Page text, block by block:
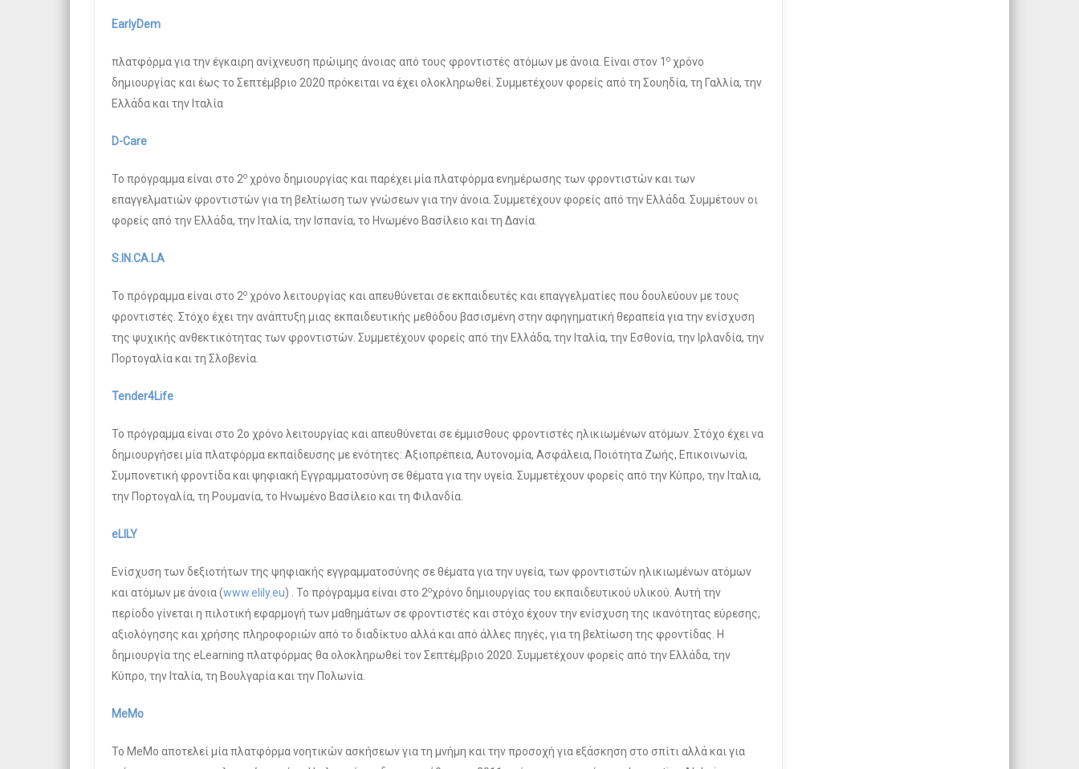
EarlyDem
πλατφόρμα για την έγκαιρη ανίχνευση πρώιμης άνοιας από τους φροντιστές ατόμων με άνοια. Είναι στον 1 ο χρόνο
δημιουργίας και έως το Σεπτέμβριο 2020 πρόκειται να έχει ολοκληρωθεί. Συμμετέχουν φορείς από τη Σουηδία, τη Γαλλία, την
Ελλάδα και την Ιταλία
D-Care
Το πρόγραμμα είναι στο 2ο χρόνο δημιουργίας και παρέχει μία πλατφόρμα ενημέρωσης των φροντιστών και των
επαγγελματιών φροντιστών για τη βελτίωση των γνώσεων για την άνοια. Συμμετέχουν φορείς από την Ελλάδα. Συμμέτουν οι
φορείς από την Ελλάδα, την Ιταλία, την Ισπανία, το Ηνωμένο Βασίλειο και τη Δανία.
S.IN.CA.LA
Το πρόγραμμα είναι στο 2ο χρόνο λειτουργίας και απευθύνεται σε εκπαιδευτές και επαγγελματίες που δουλεύουν με τους
φροντιστές. Στόχο έχει την ανάπτυξη μιας εκπαιδευτικής μεθόδου βασισμένη στην αφηγηματική θεραπεία για την ενίσχυση
της ψυχικής ανθεκτικότητας των φροντιστών. Συμμετέχουν φορείς από την Ελλάδα, την Ιταλία, την Εσθονία, την Ιρλανδία, την
Πορτογαλία και τη Σλοβενία.
Tender4Life
Το πρόγραμμα είναι στο 2ο χρόνο λειτουργίας και απευθύνεται σε έμμισθους φροντιστές ηλικιωμένων ατόμων. Στόχο έχει να
δημιουργήσει μία πλατφόρμα εκπαίδευσης με ενότητες: Αξιοπρέπεια, Αυτονομία, Ασφάλεια, Ποιότητα Ζωής, Επικοινωνία,
Συμπονετική φροντίδα και ψηφιακή Εγγραμματοσύνη σε θέματα για την υγεία. Συμμετέχουν φορείς από την Κύπρο, την Ιταλια,
την Πορτογαλία, τη Ρουμανία, το Ηνωμένο Βασίλειο και τη Φιλανδία.
eLILY
Ενίσχυση των δεξιοτήτων της ψηφιακής εγγραμματοσύνης σε θέματα για την υγεία, των φροντιστών ηλικιωμένων ατόμων
και ατόμων με άνοια (www.elily.eu) . Το πρόγραμμα είναι στο 2οχρόνο δημιουργίας του εκπαιδευτικού υλικού. Αυτή την
περίοδο γίνεται η πιλοτική εφαρμογή των μαθημάτων σε φροντιστές και στόχο έχουν την ενίσχυση της ικανότητας εύρεσης,
αξιολόγησης και χρήσης πληροφοριών από το διαδίκτυο αλλά και από άλλες πηγές, για τη βελτίωση της φροντίδας. Η
δημιουργία της eLearning πλατφόρμας θα ολοκληρωθεί τον Σεπτέμβριο 2020. Συμμετέχουν φορείς από την Ελλάδα, την
Κύπρο, την Ιταλία, τη Βουλγαρία και την Πολωνία.
MeMo
To MeMo αποτελεί μία πλατφόρμα νοητικών ασκήσεων για τη μνήμη και την προσοχή για εξάσκηση στο σπίτι αλλά και για